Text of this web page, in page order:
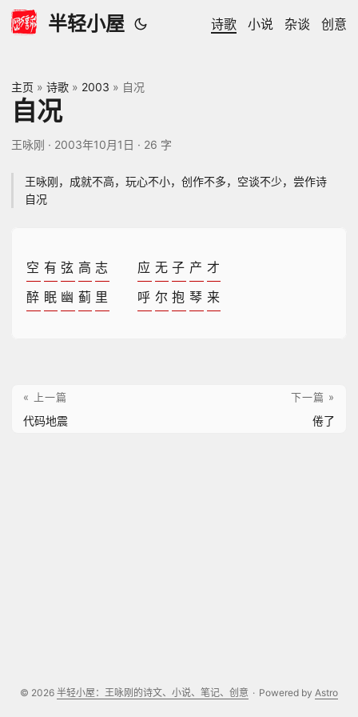
半轻小屋 诗歌 小说 杂谈 创意
主页 » 诗歌 » 2003 » 自况
自况
王咏刚 · 2003年10月1日 · 26 字
王咏刚，成就不高，玩心不小，创作不多，空谈不少，尝作诗
自况
空 有 弦 高 志 应 无 子 产 才
醉 眠 幽 蓟 里 呼 尔 抱 琴 来
« 上一篇
代码地震
下一篇 »
倦了
© 2026 半轻小屋：王咏刚的诗文、小说、笔记、创意 · Powered by Astro